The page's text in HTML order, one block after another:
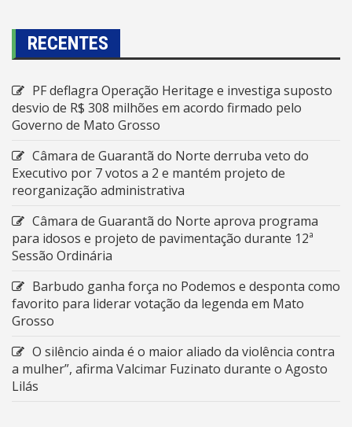
RECENTES
PF deflagra Operação Heritage e investiga suposto
desvio de R$ 308 milhões em acordo firmado pelo
Governo de Mato Grosso
Câmara de Guarantã do Norte derruba veto do
Executivo por 7 votos a 2 e mantém projeto de
reorganização administrativa
Câmara de Guarantã do Norte aprova programa
para idosos e projeto de pavimentação durante 12ª
Sessão Ordinária
Barbudo ganha força no Podemos e desponta como
favorito para liderar votação da legenda em Mato
Grosso
O silêncio ainda é o maior aliado da violência contra
a mulher”, afirma Valcimar Fuzinato durante o Agosto
Lilás